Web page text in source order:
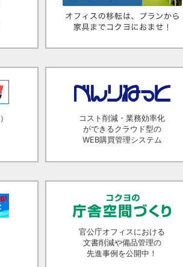
コスト削減・業務効率化
ができるクラウド型の
WEB購買管理システム
官公庁オフィスにおける
文書削減や備品管理の
先進事例を公開中！